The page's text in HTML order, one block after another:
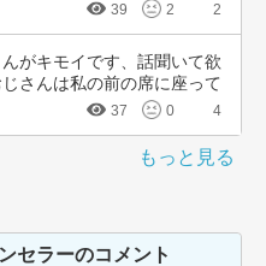
39 2 2
がキモイです、話聞いて欲
さんは私の前の席に座って
37 0 4
もっと見る
セラーのコメント